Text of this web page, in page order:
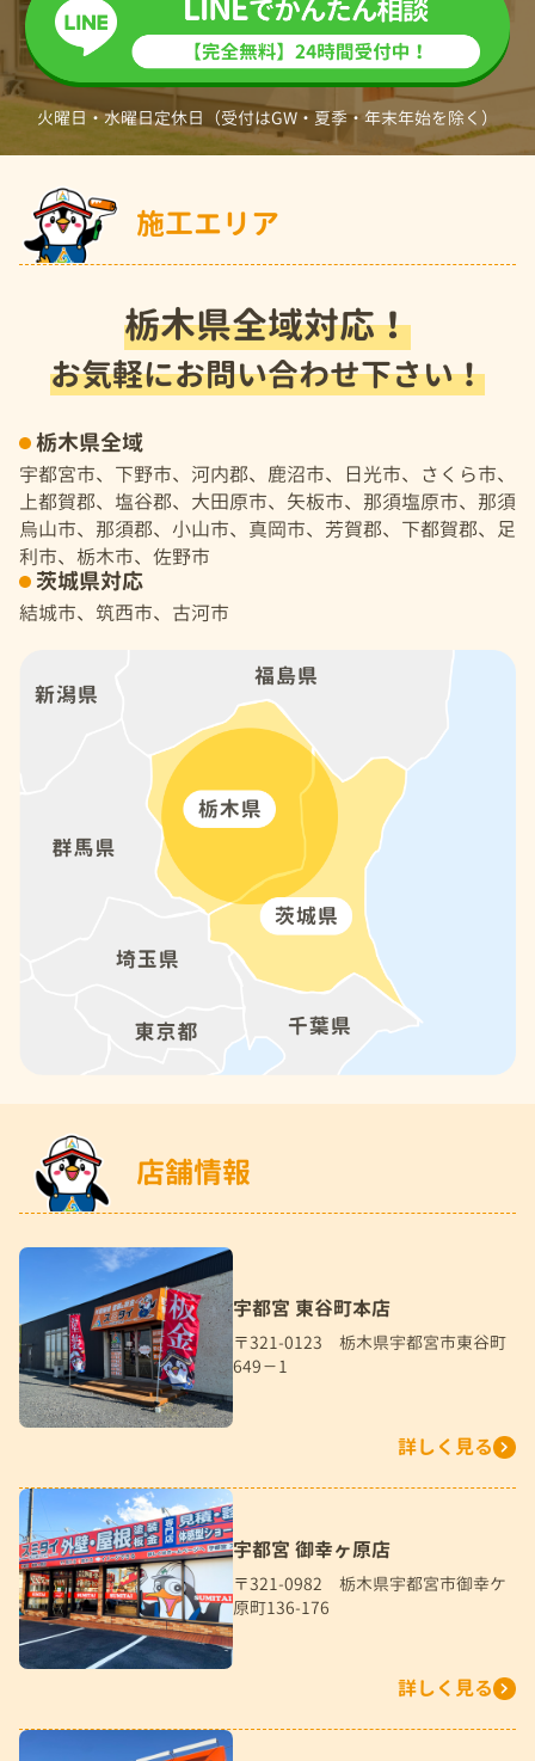
火曜日・水曜日定休日（受付はGW・夏季・年末年始を除く）
施工エリア
栃木県全域対応！
お気軽にお問い合わせ下さい！
栃木県全域
宇都宮市、下野市、河内郡、鹿沼市、日光市、さくら市、
上都賀郡、塩谷郡、大田原市、矢板市、那須塩原市、那須
烏山市、那須郡、小山市、真岡市、芳賀郡、下都賀郡、足
利市、栃木市、佐野市
茨城県対応
結城市、筑西市、古河市
店舗情報
宇都宮 東谷町本店
〒321-0123 栃木県宇都宮市東谷町
649－1
詳しく見る
宇都宮 御幸ヶ原店
〒321-0982 栃木県宇都宮市御幸ケ
原町136-176
詳しく見る